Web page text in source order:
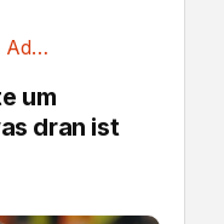
BVB: England-Gerüchte um Adeyemi! BILD sagt,...
um
dran ist